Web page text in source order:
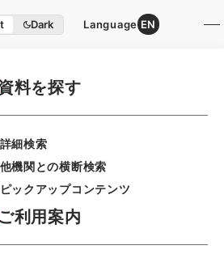
Dark Language EN
料を探す
詳細検索
他機関との横断検索
ピックアップコンテンツ
ご利用案内
国立公文書館HP利用案内
情報